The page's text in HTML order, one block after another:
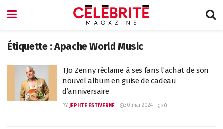
Étiquette :Apache World Music
TJo Zenny réclame à ses fans l’achat de son
nouvel album en guise de cadeau
d’anniversaire
BY JEPHTE ESTIVERNE 30 mai 2024 0